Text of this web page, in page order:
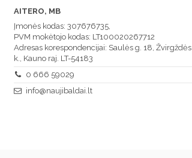
AITERO, MB
Įmonės kodas: 307676735,
PVM mokėtojo kodas: LT100020267712
Adresas korespondencijai: Saulės g. 18, Žvirgždės
k., Kauno raj. LT-54183
0 666 59029
info@naujibaldai.lt